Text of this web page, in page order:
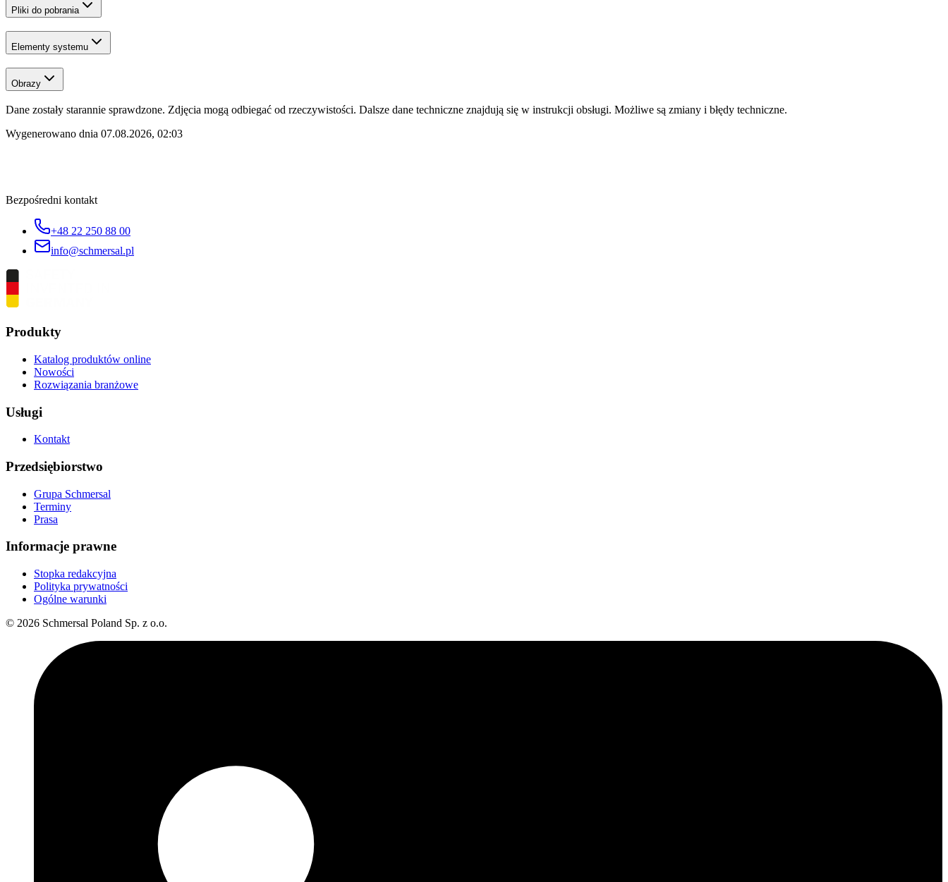
Pliki do pobrania
Elementy systemu
Obrazy
Dane zostały starannie sprawdzone. Zdjęcia mogą odbiegać od rzeczywistości. Dalsze dane techniczne znajdują się w instrukcji obsługi. Możliwe są zmiany i błędy techniczne.
Wygenerowano dnia 07.08.2026, 02:03
Bezpośredni kontakt
+48 22 250 88 00
info@schmersal.pl
Produkty
Katalog produktów online
Nowości
Rozwiązania branżowe
Usługi
Kontakt
Przedsiębiorstwo
Grupa Schmersal
Terminy
Prasa
Informacje prawne
Stopka redakcyjna
Polityka prywatności
Ogólne warunki
© 2026 Schmersal Poland Sp. z o.o.